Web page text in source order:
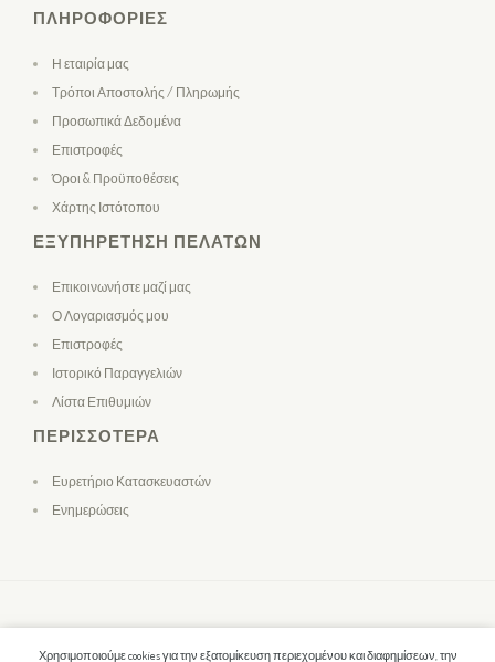
Χρησιμοποιούμε cookies για την εξατομίκευση περιεχομένου και διαφημίσεων, την
ΠΛΗΡΟΦΟΡΊΕΣ
Η εταιρία μας
Τρόποι Αποστολής / Πληρωμής
Προσωπικά Δεδομένα
Επιστροφές
Όροι & Προϋποθέσεις
Χάρτης Ιστότοπου
ΕΞΥΠΗΡΈΤΗΣΗ ΠΕΛΑΤΏΝ
Επικοινωνήστε μαζί μας
Ο Λογαριασμός μου
Επιστροφές
Ιστορικό Παραγγελιών
Λίστα Επιθυμιών
ΠΕΡΙΣΣΌΤΕΡΑ
Ευρετήριο Κατασκευαστών
Ενημερώσεις